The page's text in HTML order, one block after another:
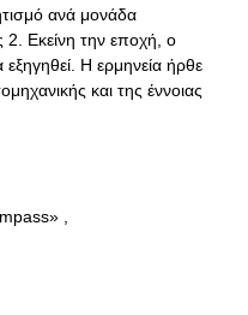
ανά μονάδα
2. Εκείνη την εποχή, o
Η ερμηνεία ήρθε
και της έννοιας
,